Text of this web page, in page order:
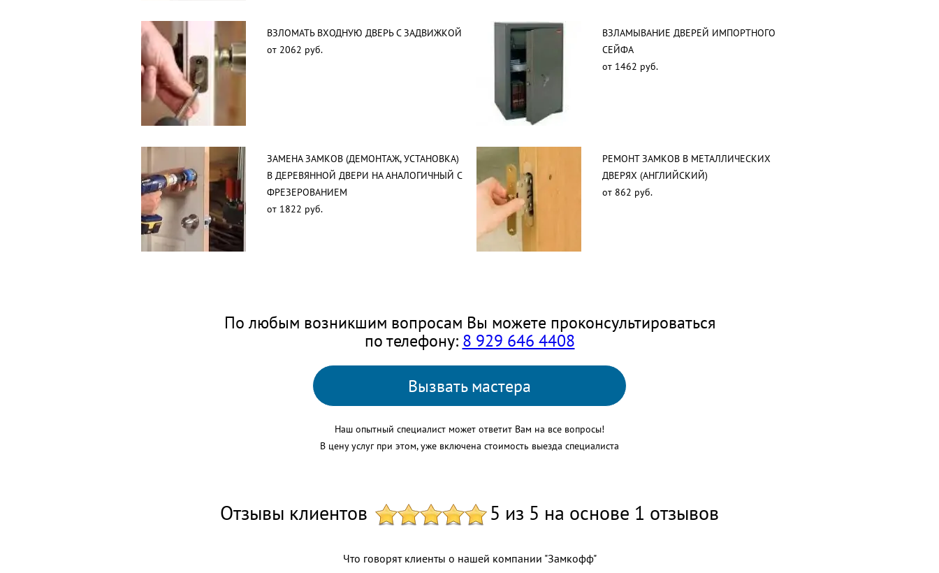
ВЗЛОМАТЬ ВХОДНУЮ ДВЕРЬ С ЗАДВИЖКОЙ
от 2062 руб.
ВЗЛАМЫВАНИЕ ДВЕРЕЙ ИМПОРТНОГО
СЕЙФА
от 1462 руб.
ЗАМЕНА ЗАМКОВ (ДЕМОНТАЖ, УСТАНОВКА)
В ДЕРЕВЯННОЙ ДВЕРИ НА АНАЛОГИЧНЫЙ С
ФРЕЗЕРОВАНИЕМ
от 1822 руб.
РЕМОНТ ЗАМКОВ В МЕТАЛЛИЧЕСКИХ
ДВЕРЯХ (АНГЛИЙСКИЙ)
от 862 руб.
По любым возникшим вопросам Вы можете проконсультироваться
по телефону: 8 929 646 4408
Вызвать мастера
Наш опытный специалист может ответит Вам на все вопросы!
В цену услуг при этом, уже включена стоимость выезда специалиста
Отзывы клиентов 5 из 5 на основе 1 отзывов
Что говорят клиенты о нашей компании "Замкофф"